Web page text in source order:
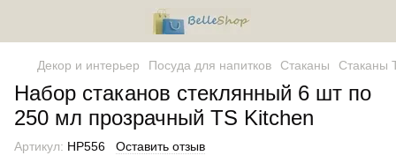
Декор и интерьер Посуда для напитков Стаканы Стаканы
Набор стаканов стеклянный 6 шт по
250 мл прозрачный TS Kitchen
Артикул: HP556 Оставить отзыв